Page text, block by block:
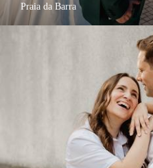
Praia da Barra